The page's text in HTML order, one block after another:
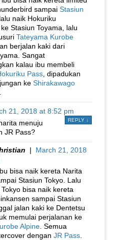
sampai Stasiun
lalu naik Hokuriku
Stasiun Toyama, lalu
Tateyama Kurobe
berjalan kaki dari
Sangat
kalau ibu membeli
Pass , dipadukan
ke Shirakawago
21, 2018 at 8:52 pm
REPLY ↓
menuju
JR Pass?
| March 21, 2018
bisa naik kereta Narita
Stasiun Tokyo. Lalu
bisa naik kereta
sampai Stasiun
jalan kaki ke Dentetsu
memulai perjalanan ke
Alpine . Semua
dengan JR Pass